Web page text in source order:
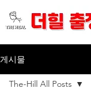
게시물
The-Hill All Posts